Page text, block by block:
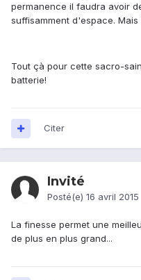
permanence il faudra avoir
suffisamment d'espace.
Tout çà pour cette sacro-
batterie!
Citer
Invité
Posté(e) 16 avril 2015
La finesse permet une
de plus en plus grand...